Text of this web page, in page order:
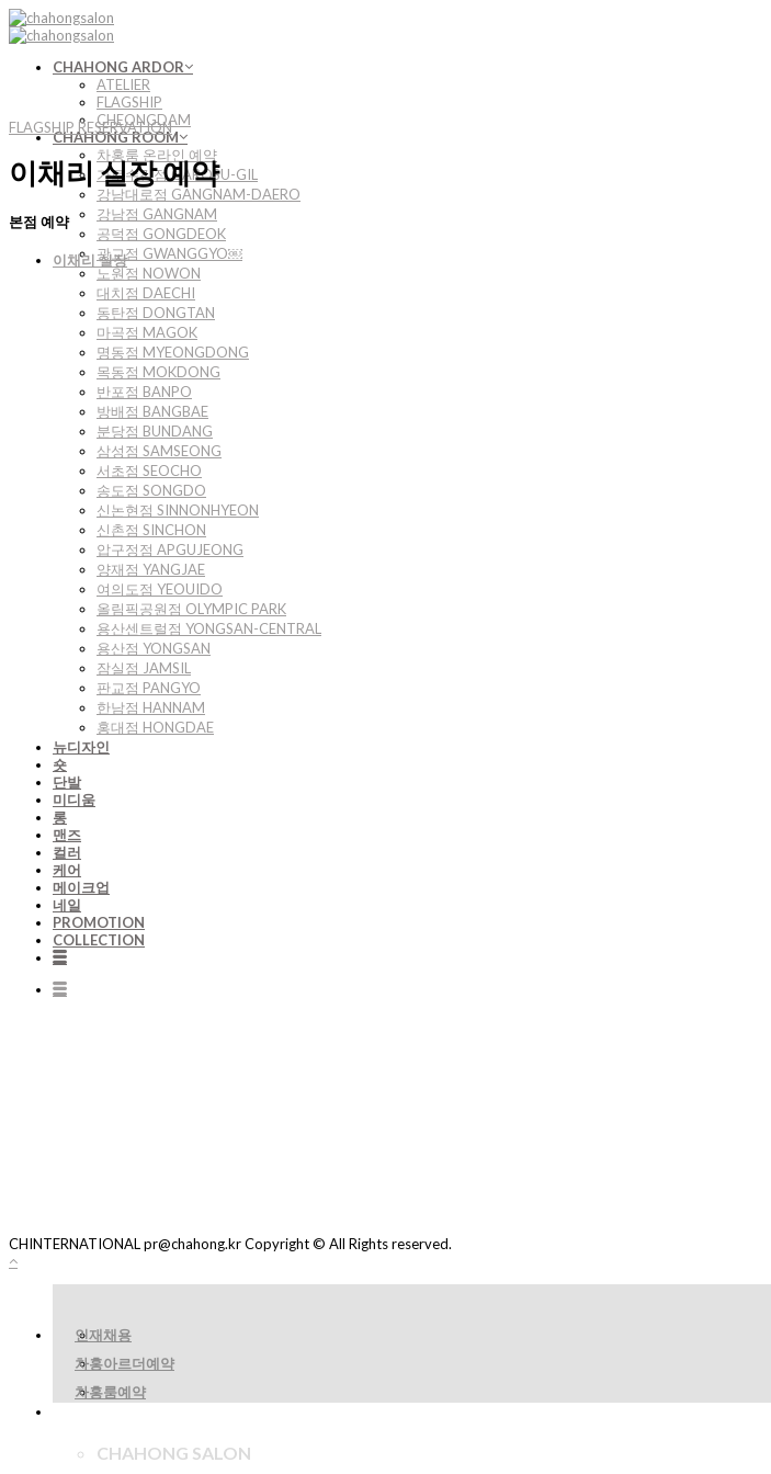
Skip
to
CHAHONG ARDOR
ATELIER
FLAGSHIP
CHEONGDAM
CHAHONG ROOM
차홍룸 온라인 예약
가로수길점 GAROSU-GIL
강남대로점 GANGNAM-DAERO
강남점 GANGNAM
공덕점 GONGDEOK
광교점 GWANGGYO￼
노원점 NOWON
대치점 DAECHI
동탄점 DONGTAN
마곡점 MAGOK
명동점 MYEONGDONG
목동점 MOKDONG
반포점 BANPO
방배점 BANGBAE
분당점 BUNDANG
삼성점 SAMSEONG
서초점 SEOCHO
송도점 SONGDO
신논현점 SINNONHYEON
신촌점 SINCHON
압구정점 APGUJEONG
양재점 YANGJAE
여의도점 YEOUIDO
올림픽공원점 OLYMPIC PARK
용산센트럴점 YONGSAN-CENTRAL
용산점 YONGSAN
잠실점 JAMSIL
판교점 PANGYO
한남점 HANNAM
홍대점 HONGDAE
뉴디자인
숏
단발
미디움
롱
맨즈
컬러
케어
메이크업
네일
PROMOTION
COLLECTION
FLAGSHIP RESERVATION
이채리 실장 예약
본점 예약
이채리 실장
CHINTERNATIONAL pr@chahong.kr Copyright © All Rights reserved.
인재채용
차홍아르더예약
차홍룸예약
CHAHONG SALON